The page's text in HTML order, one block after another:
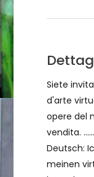
Siete
d'arte
opere del
vendita.
Deutsch:
meinen